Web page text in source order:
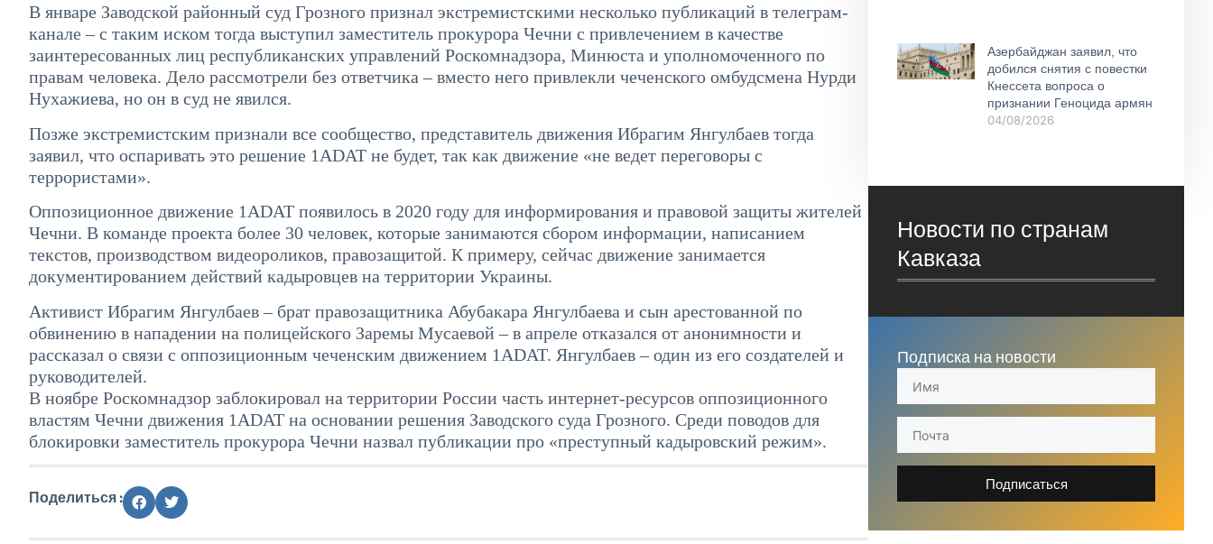
В январе Заводской районный суд Грозного признал экстремистскими несколько публикаций в телеграм-
канале – с таким иском тогда выступил заместитель прокурора Чечни с привлечением в качестве
заинтересованных лиц республиканских управлений Роскомнадзора, Минюста и уполномоченного по
правам человека. Дело рассмотрели без ответчика – вместо него привлекли чеченского омбудсмена Нурди
Нухажиева, но он в суд не явился.
Позже экстремистским признали все сообщество, представитель движения Ибрагим Янгулбаев тогда
заявил, что оспаривать это решение 1ADAT не будет, так как движение «не ведет переговоры с
террористами».
Оппозиционное движение 1ADAT появилось в 2020 году для информирования и правовой защиты жителей
Чечни. В команде проекта более 30 человек, которые занимаются сбором информации, написанием
текстов, производством видеороликов, правозащитой. К примеру, сейчас движение занимается
документированием действий кадыровцев на территории Украины.
Активист Ибрагим Янгулбаев – брат правозащитника Абубакара Янгулбаева и сын арестованной по
обвинению в нападении на полицейского Заремы Мусаевой – в апреле отказался от анонимности и
рассказал о связи с оппозиционным чеченским движением 1ADAT. Янгулбаев – один из его создателей и
руководителей.
В ноябре Роскомнадзор заблокировал на территории России часть интернет-ресурсов оппозиционного
властям Чечни движения 1ADAT на основании решения Заводского суда Грозного. Среди поводов для
блокировки заместитель прокурора Чечни назвал публикации про «преступный кадыровский режим».
Поделиться :
Азербайджан заявил, что
добился снятия с повестки
Кнессета вопроса о
признании Геноцида армян
04/08/2026
Новости по странам
Кавказа
Подписка на новости
Подписаться